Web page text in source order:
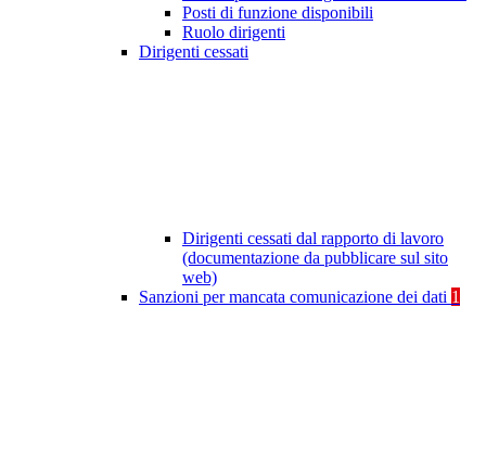
Posti di funzione disponibili
Ruolo dirigenti
Dirigenti cessati
Dirigenti cessati dal rapporto di lavoro
(documentazione da pubblicare sul sito
web)
Sanzioni per mancata comunicazione dei dati 1